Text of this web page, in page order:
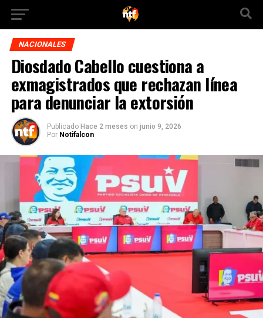
NACIONALES
Diosdado Cabello cuestiona a
exmagistrados que rechazan línea
para denunciar la extorsión
Publicado Hace 2 meses on junio 9, 2026
Por Notifalcon